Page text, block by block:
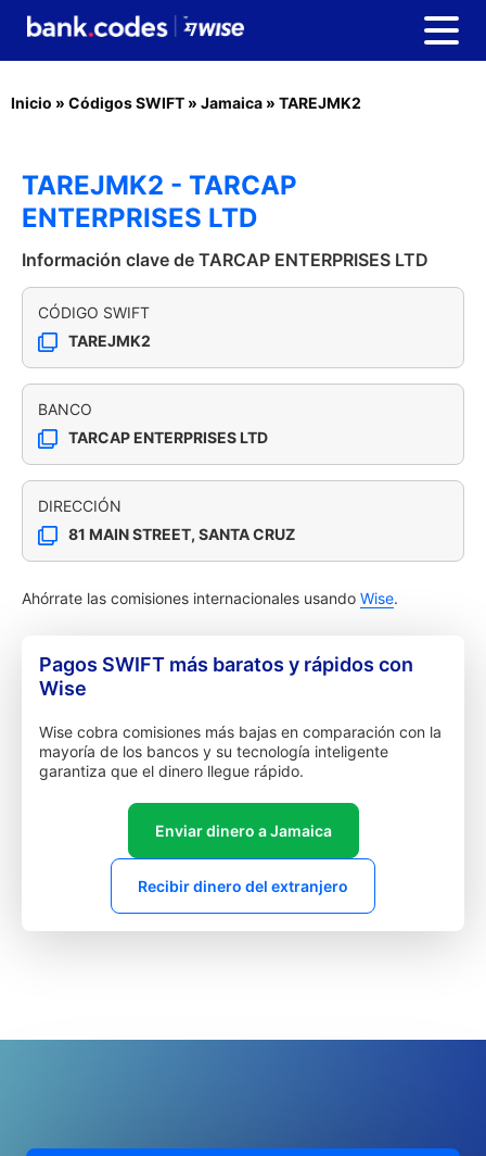
Inicio » Códigos SWIFT » Jamaica » TAREJMK2
TAREJMK2 - TARCAP
ENTERPRISES LTD
Información clave de TARCAP ENTERPRISES LTD
CÓDIGO SWIFT
TAREJMK2
BANCO
TARCAP ENTERPRISES LTD
DIRECCIÓN
81 MAIN STREET, SANTA CRUZ
Ahórrate las comisiones internacionales usando Wise.
Pagos SWIFT más baratos y rápidos con
Wise
Wise cobra comisiones más bajas en comparación con la
mayoría de los bancos y su tecnología inteligente
garantiza que el dinero llegue rápido.
Enviar dinero a Jamaica
Recibir dinero del extranjero